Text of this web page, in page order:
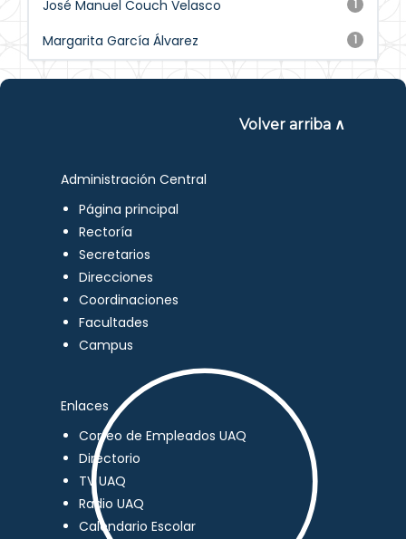
1
José Manuel Couch Velasco
1
Margarita García Álvarez
Volver arriba ∧
Administración Central
Página principal
Rectoría
Secretarios
Direcciones
Coordinaciones
Facultades
Campus
Enlaces
Correo de Empleados UAQ
Directorio
TV UAQ
Radio UAQ
Calendario Escolar